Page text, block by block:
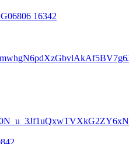
16342